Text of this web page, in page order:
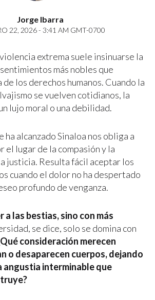
Jorge Ibarra
22, 2026 - 3:41 AM GMT-0700
extrema suele insinuarse la
más nobles que
los derechos humanos. Cuando la
se vuelven cotidianos, la
lujo moral o una debilidad.
ha alcanzado Sinaloa nos obliga a
el lugar de la compasión y la
justicia. Resulta fácil aceptar los
cuando el dolor no ha despertado
profundo de venganza.
a las bestias, sino con más
se dice, solo se domina con
consideración merecen
o desaparecen cuerpos, dejando
angustia interminable que